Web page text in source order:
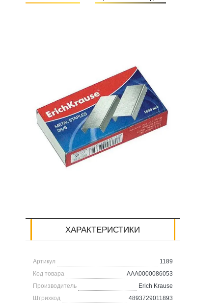
ХАРАКТЕРИСТИКИ
Артикул
1189
Код товара
AAA0000086053
Производитель
Erich Krause
Штрихкод
4893729011893